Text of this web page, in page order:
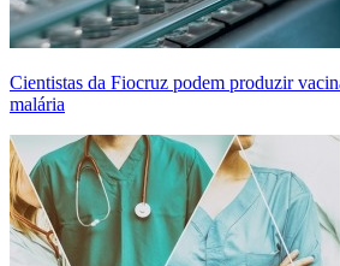
Cientistas da Fiocruz podem produzir
malária